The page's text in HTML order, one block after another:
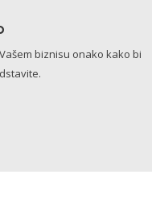
biznisu onako kako bi